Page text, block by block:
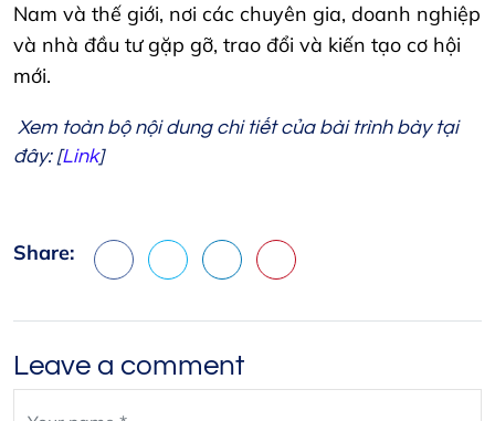
Nam và thế giới, nơi các chuyên gia, doanh nghiệp
và nhà đầu tư gặp gỡ, trao đổi và kiến tạo cơ hội
mới.
Xem toàn bộ nội dung chi tiết của bài trình bày tại
đây: [Link]
Share:
Facebook
X LinkedInPinterest
Leave a comment